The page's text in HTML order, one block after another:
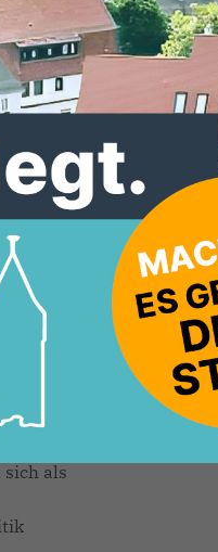
bis
der
Votum
zur
in die
Heute ist
als